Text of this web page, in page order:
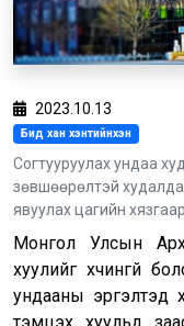
2023.10.13
Бид хан хэнтийнхэн
Согтууруулах ундаа
зөвшөөрөлтэй
явуулах цагийн
Монгол Улсын
хуулийг хүчингүй
ундааны эргэлтэд